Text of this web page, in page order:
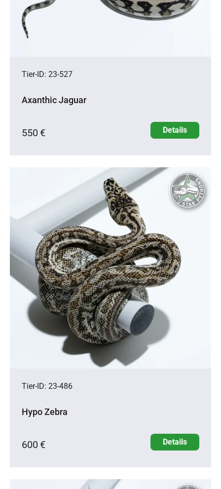
Tier-ID: 23-527
Axanthic Jaguar
550 € Details
Tier-ID: 23-486
Hypo Zebra
600 € Details